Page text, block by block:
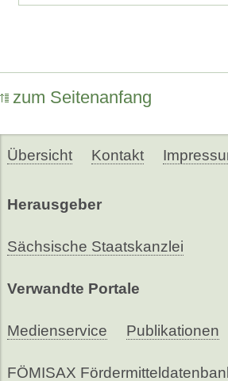
zum Seitenanfang
Übersicht Kontakt
Herausgeber
Sächsische Staatskanzlei
Verwandte Portale
Medienservice Publikationen
FÖMISAX